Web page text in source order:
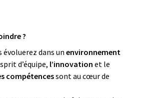
?
évoluerez dans un environnement
d’équipe, l’innovation et le
compétencessont au cœur de